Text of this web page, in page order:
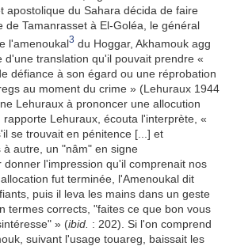
apostolique du Sahara décida de faire
de Tamanrasset à El-Goléa, le général
l'amenoukal3 du Hoggar, Akhamouk agg
d'une translation qu'il pouvait prendre «
défiance à son égard ou une réprobation
au moment du crime » (Lehuraux 1944
Lehuraux à prononcer une allocution
rapporte Lehuraux, écouta l'interprète, «
se trouvait en pénitence [...] et
autre, un "nâm" en signe
donner l'impression qu'il comprenait nos
fut terminée, l'Amenoukal dit
puis il leva les mains dans un geste
termes corrects, "faites ce que bon vous
» (ibid. : 202). Si l'on comprend
suivant l'usage touareg, baissait les